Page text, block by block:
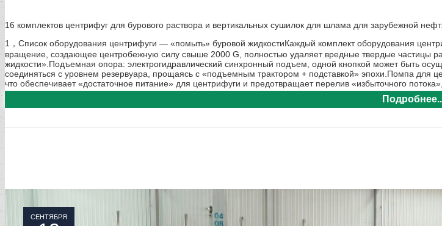
16 комплектов центрифуг для бурового раствора и вертикальных сушилок для шлама для зарубежной
1，Список оборудования центрифуги — «помыть» буровой жидкостиКаждый комплект оборудования
вращение, создающее центробежную силу свыше 2000 G, полностью удаляет вредные твердые частицы
жидкости».Подъемная опора: электрогидравлический синхронный подъем, одной кнопкой может быть
соединяться с уровнем резервуара, прощаясь с «подъемным трактором + подставкой» эпохи.Помпа для
что обеспечивает «достаточное питание» для центрифуги и предотвращает перелив «избыточного
СЕНТЯБРЯ